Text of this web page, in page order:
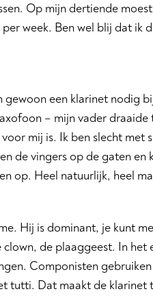
Op mijn dertiende
week. Ben wel blij dat ik
gewoon een klarinet nodig
– mijn vader draaide
mij is. Ik ben slecht met
de vingers op de gaten en
op. Heel natuurlijk, heel
Hij is dominant, je kunt
de plaaggeest. In het
Componisten
tutti. Dat maakt de klarinet